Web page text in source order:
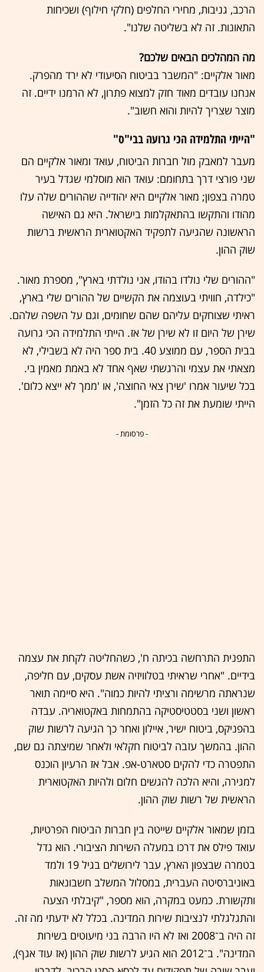
הרכב, גניבות, מחירי החלפים (חלקי חילוף) ושכיחות
התאונות. זה לא בשליטה שלנו".
מה המהלכים הבאים שלכם?
מאור אלקיים: "המשבר בביטוח הסיעודי לא ירד מהפרק.
אנחנו עובדים מאוד חזק למצוא פתרון, לא הרמנו ידיים. זה
מוצר שצריך להיות והוא חשוב".
"הייתי התלמידה הכי גרועה בבי"ס"
מעבר למאבק מול חברות הביטוח, עואד ומאור אלקיים הם
שני פורצי דרך בתחומם: עואד הוא מוסלמי שגדל בעיר
טמרה בצפון; מאור אלקיים היא יהודייה שההורים שלה עלו
מהודו והתקשו בהתאקלמות בישראל. היא גם האישה
הראשונה שהגיעה לתפקיד האקטוארית הראשית ברשות
שוק ההון.
"ההורים שלי נולדו בהודו, אני נולדתי בארץ", מספרת מאור.
"כילדה, חוויתי בעוצמה את הקשיים של ההורים שלי בארץ,
ראיתי שצוחקים עליהם שהם שחומים, וגם על השפה שלהם.
שירן של היום זו לא שירן של אז. הייתי התלמידה הכי גרועה
בבית הספר, עם ממוצע 40. בית ספר היה לא בשבילי, לא
מצאתי את עצמי והרגשתי שאף אחד לא באמת מאמין בי.
בכל שיעור אמרו 'שירן צאי החוצה', או 'ממך לא ייצא כלום'.
הייתי שומעת את זה כל הזמן".
- פרסומת -
התפנית התרחשה בכיתה ח', כשהחליטה לקחת את עצמה
בידיים. "אחרי שראיתי בטלוויזיה אשת עסקים, עם חליפה,
שנראתה מרשימה ורציתי להיות כמוה". היא סיימה תואר
ראשון ושני בסטטיסטיקה בהתמחות באקטואריה. עבדה
בהפניקס, ביטוח ישיר, איילון ואחר כך הגיעה לרשות שוק
ההון. בהמשך עזבה לביטוח חקלאי ולאחר שמיצתה גם שם,
התפטרה כדי להקים סטארט-אפ. אבל אז הרעיון הוכנס
למגירה, והיא הלכה להגשים חלום ולהיות האקטוארית
הראשית של רשות שוק ההון.
בזמן שמאור אלקיים שייטה בין חברות הביטוח הפרטיות,
עואד פילס את דרכו במעלה השירות הציבורי. הוא גדל
בטמרה שבצפון הארץ, עבר לירושלים בגיל 19 ולמד
באוניברסיטה העברית, במסלול המשלב חשבונאות
ותקשורת. כמעט במקרה, הוא מספר, "קיבלתי הצעה
והתגלגלתי לנציבות שירות המדינה. בכלל לא ידעתי מה זה.
זה היה ב־2008 ואז לא היו הרבה בני מיעוטים בשירות
המדינה". ב־2012 הוא הגיע לרשות שוק ההון (אז עוד אגף),